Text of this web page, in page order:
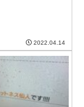
なると... 2022.04.14